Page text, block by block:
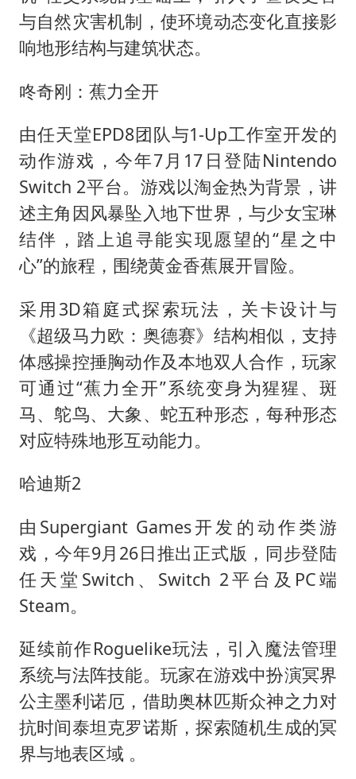
与自然灾害机制，使环境动态变化直接影
响地形结构与建筑状态。
咚奇刚：蕉力全开
由任天堂EPD8团队与1-Up工作室开发的
动作游戏，今年7月17日登陆Nintendo
Switch 2平台。游戏以淘金热为背景，讲
述主角因风暴坠入地下世界，与少女宝琳
结伴，踏上追寻能实现愿望的“星之中
心”的旅程，围绕黄金香蕉展开冒险。
采用3D箱庭式探索玩法，关卡设计与
《超级马力欧：奥德赛》结构相似，支持
体感操控捶胸动作及本地双人合作，玩家
可通过“蕉力全开”系统变身为猩猩、斑
马、鸵鸟、大象、蛇五种形态，每种形态
对应特殊地形互动能力。
哈迪斯2
由Supergiant Games开发的动作类游
戏，今年9月26日推出正式版，同步登陆
任天堂Switch、Switch 2平台及PC端
Steam。
延续前作Roguelike玩法，引入魔法管理
系统与法阵技能。玩家在游戏中扮演冥界
公主墨利诺厄，借助奥林匹斯众神之力对
抗时间泰坦克罗诺斯，探索随机生成的冥
界与地表区域 。